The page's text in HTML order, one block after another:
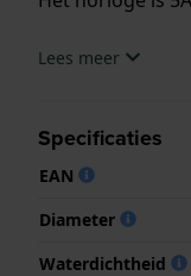
.Lees meer
Specificaties
EAN
Diameter
Waterdichtheid